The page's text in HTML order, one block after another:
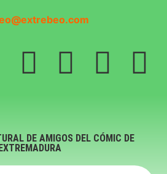
DE AMIGOS DEL CÓMIC DE
EXTREMADURA